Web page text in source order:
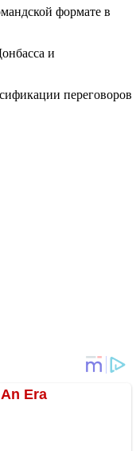
формате в
и
переговоров